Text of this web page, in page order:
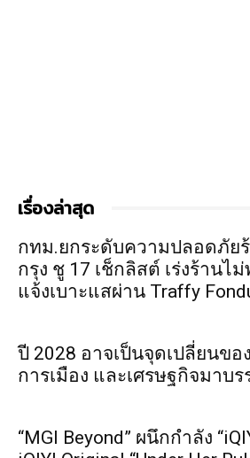
เรื่องล่าสุด
กทม.ยกระดับความปลอดภัย
กรุง ชู 17 เช็กลิสต์ เร่งร้านไ
แจ้งเบาะแสผ่าน Traffy
ปี 2028 อาจเป็นจุดเปลี่ยนขอ
การเมือง และเศรษฐกิจมาบร
“MGI Beyond” ผนึกกำลัง